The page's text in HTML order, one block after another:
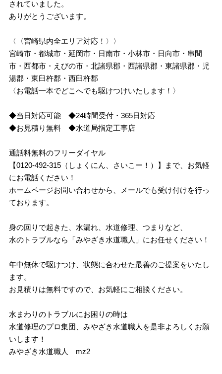
されていました。
ありがとうございます。
〈〈宮崎県内全エリア対応！〉〉
宮崎市・都城市・延岡市・日南市・小林市・日向市・串間
市・西都市・えびの市・北諸県郡・西諸県郡・東諸県郡・児
湯郡・東臼杵郡・西臼杵郡
〈お電話一本でどこへでも駆けつけいたします！〉
◆当日対応可能 ◆24時間受付・365日対応
◆お見積り無料 ◆水道局指定工事店
通話料無料のフリーダイヤル
【0120-492-315（しょくにん、さいこー！）】まで、お気軽
にお電話ください！
ホームページお問い合わせから、メールでも受け付けを行っ
ております。
身の回りで起きた、水漏れ、水道修理、つまりなど、
水のトラブルなら「みやざき水道職人」にお任せください！
年中無休で駆けつけ、状態に合わせた最善のご提案をいたし
ます。
お見積りは無料ですので、お気軽にご相談ください。
水まわりのトラブルにお困りの時は
水道修理のプロ集団、みやざき水道職人を是非よろしくお願
いします！
みやざき水道職人 mz2